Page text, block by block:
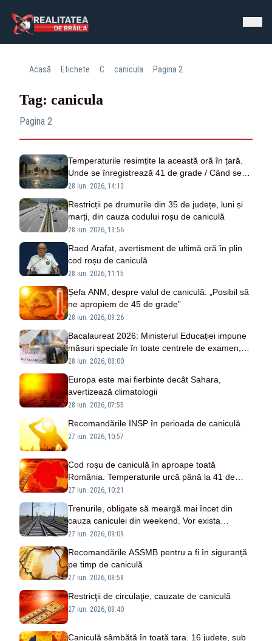
Acasă Etichete C canicula Pagina 2
Tag: canicula
Pagina 2
Temperaturile resimțite la această oră în țară.
Unde se înregistrează 41 de grade / Când se
răcorește vremea
28 iun. 2026, 14:13
Restricții pe drumurile din 35 de județe, luni și
marți, din cauza codului roșu de caniculă
28 iun. 2026, 13:56
Raed Arafat, avertisment de ultimă oră în plin
cod roșu de caniculă
28 iun. 2026, 11:15
Șefa ANM, despre valul de caniculă: „Posibil să
ne apropiem de 45 de grade”
28 iun. 2026, 09:26
Bacalaureat 2026: Ministerul Educației impune
măsuri speciale în toate centrele de examen,
din cauza caniculei
28 iun. 2026, 08:00
Europa este mai fierbinte decât Sahara,
avertizează climatologii
28 iun. 2026, 07:55
Recomandările INSP în perioada de caniculă
27 iun. 2026, 10:57
Cod roșu de caniculă în aproape toată
România. Temperaturile urcă până la 41 de
grade
27 iun. 2026, 10:21
Trenurile, obligate să meargă mai încet din
cauza caniculei din weekend. Vor exista
întârzieri uriașe
27 iun. 2026, 09:09
Recomandările ASSMB pentru a fi în siguranță
pe timp de caniculă
27 iun. 2026, 08:58
Restricţii de circulaţie, cauzate de caniculă
27 iun. 2026, 08:40
Caniculă sâmbătă în toată țara. 16 județe, sub